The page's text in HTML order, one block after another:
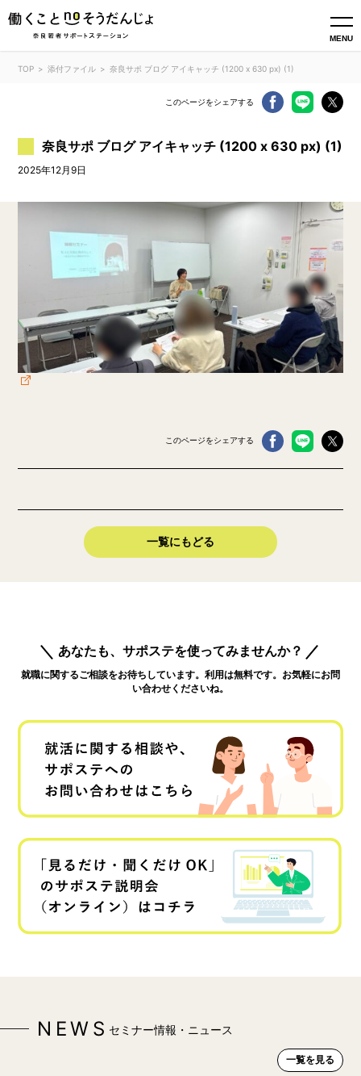
MENU
TOP 添付ファイル 奈良サポ ブログ アイキャッチ (1200 x 630 px) (1)
このページをシェアする
奈良サポ ブログ アイキャッチ (1200 x 630 px) (1)
2025年12月9日
このページをシェアする
一覧にもどる
あなたも、サポステを使ってみませんか？
就職に関するご相談をお待ちしています。利用は無料です。お気軽にお問
い合わせくださいね。
NEWS セミナー情報・ニュース
一覧を見る